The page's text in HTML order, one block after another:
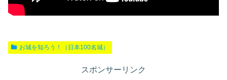
お城を知ろう！（日本100名城）
スポンサーリンク